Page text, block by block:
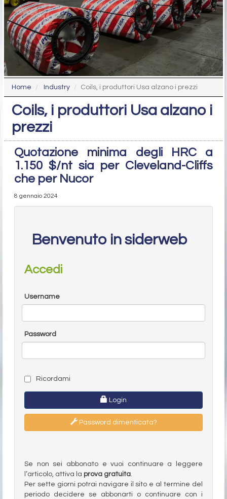
Home Industry Coils, i produttori Usa alzano i prezzi
Coils, i produttori Usa alzano i
prezzi
Quotazione minima degli HRC a
1.150 $/nt sia per Cleveland-Cliffs
che per Nucor
8 gennaio 2024
Benvenuto in siderweb
Accedi
Username
Password
Ricordami
Login
Password dimenticata?
Se non sei abbonato e vuoi continuare a leggere
l’articolo, attiva la prova gratuita.
Per sette giorni potrai navigare il sito e al termine del
periodo decidere se abbonarti o continuare con i